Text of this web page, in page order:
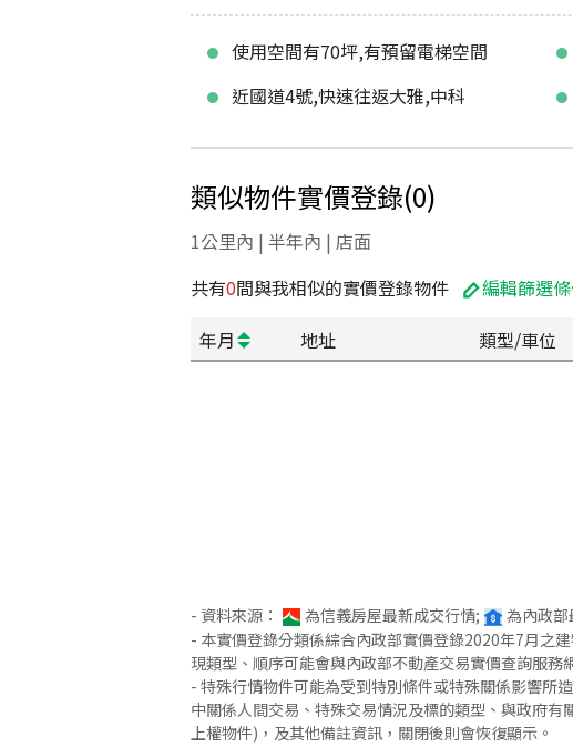
使用空間有70坪,有預留電梯空間
近國道4號,快速往返大雅,中科
類似物件實價登錄(0)
1公里內 | 半年內 | 店面
共有0間與我相似的實價登錄物件 編輯篩選
年月
地址 類型/車位
- 資料來源： 為信義房屋最新成交行情; 為內政
- 本實價登錄分類係綜合內政部實價登錄2020年7月之
現類型、順序可能會與內政部不動產交易實價查詢服務
- 特殊行情物件可能為受到特別條件或特殊關係影響所
中關係人間交易、特殊交易情況及標的類型、與政府
上權物件)，及其他備註資訊，關閉後則會恢復顯示。